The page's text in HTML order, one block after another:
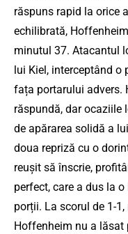
răspuns rapid la orice
echilibrată,
minutul 37. Atacantul
lui Kiel, interceptând o
fața portarului advers.
răspundă, dar ocaziile
de apărarea solidă a
doua repriză cu o
reușit să înscrie,
perfect, care a dus la
porții. La scorul de 1-
Hoffenheim nu a lăsat